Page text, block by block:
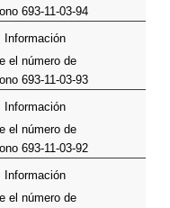
693-11-03-94
Información
el número de
693-11-03-93
Información
el número de
693-11-03-92
Información
el número de